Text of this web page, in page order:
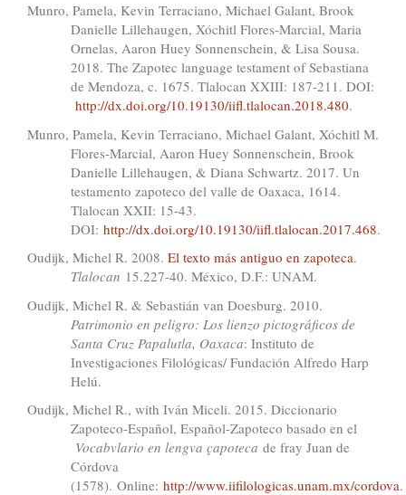
Munro, Pamela, Kevin Terraciano, Michael Galant, Brook
Danielle Lillehaugen, Xóchitl Flores-Marcial, Maria
Ornelas, Aaron Huey Sonnenschein, & Lisa Sousa.
2018. The Zapotec language testament of Sebastiana
de Mendoza, c. 1675. Tlalocan XXIII: 187-211. DOI:
http://dx.doi.org/10.19130/iifl.tlalocan.2018.480.
Munro, Pamela, Kevin Terraciano, Michael Galant, Xóchitl M.
Flores-Marcial, Aaron Huey Sonnenschein, Brook
Danielle Lillehaugen, & Diana Schwartz. 2017. Un
testamento zapoteco del valle de Oaxaca, 1614.
Tlalocan XXII: 15-43.
DOI: http://dx.doi.org/10.19130/iifl.tlalocan.2017.468.
Oudijk, Michel R. 2008. El texto más antiguo en zapoteca.
Tlalocan 15.227-40. México, D.F.: UNAM.
Oudijk, Michel R. & Sebastián van Doesburg. 2010.
Patrimonio en peligro: Los lienzo pictográficos de
Santa Cruz Papalutla, Oaxaca: Instituto de
Investigaciones Filológicas/ Fundación Alfredo Harp
Helú.
Oudijk, Michel R., with Iván Miceli. 2015. Diccionario
Zapoteco-Español, Español-Zapoteco basado en el
Vocabvlario en lengva çapoteca de fray Juan de
Córdova
(1578). Online: http://www.iifilologicas.unam.mx/cordova.